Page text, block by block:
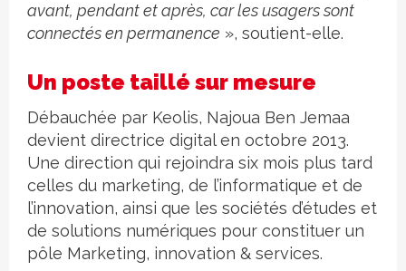
avant, pendant et après, car les usagers sont
connectés en permanence », soutient-elle.
Un poste taillé sur mesure
Débauchée par Keolis, Najoua Ben Jemaa
devient directrice digital en octobre 2013.
Une direction qui rejoindra six mois plus tard
celles du marketing, de l’informatique et de
l’innovation, ainsi que les sociétés d’études et
de solutions numériques pour constituer un
pôle Marketing, innovation & services.